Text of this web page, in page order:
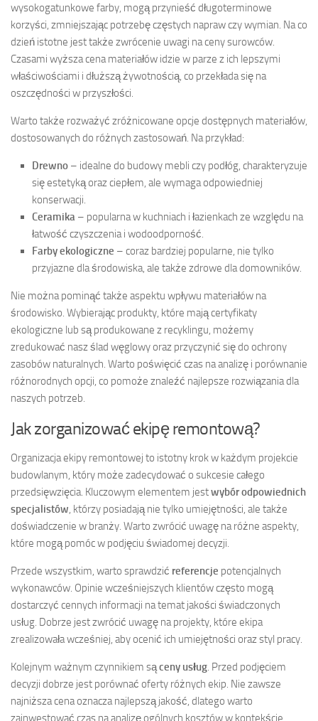
wysokogatunkowe farby, mogą przynieść długoterminowe
korzyści, zmniejszając potrzebę częstych napraw czy wymian. Na co
dzień istotne jest także zwrócenie uwagi na ceny surowców.
Czasami wyższa cena materiałów idzie w parze z ich lepszymi
właściwościami i dłuższą żywotnością, co przekłada się na
oszczędności w przyszłości.
Warto także rozważyć zróżnicowane opcje dostępnych materiałów,
dostosowanych do różnych zastosowań. Na przykład:
Drewno – idealne do budowy mebli czy podłóg, charakteryzuje
się estetyką oraz ciepłem, ale wymaga odpowiedniej
konserwacji.
Ceramika – popularna w kuchniach i łazienkach ze względu na
łatwość czyszczenia i wodoodporność.
Farby ekologiczne – coraz bardziej popularne, nie tylko
przyjazne dla środowiska, ale także zdrowe dla domowników.
Nie można pominąć także aspektu wpływu materiałów na
środowisko. Wybierając produkty, które mają certyfikaty
ekologiczne lub są produkowane z recyklingu, możemy
zredukować nasz ślad węglowy oraz przyczynić się do ochrony
zasobów naturalnych. Warto poświęcić czas na analizę i porównanie
różnorodnych opcji, co pomoże znaleźć najlepsze rozwiązania dla
naszych potrzeb.
Jak zorganizować ekipę remontową?
Organizacja ekipy remontowej to istotny krok w każdym projekcie
budowlanym, który może zadecydować o sukcesie całego
przedsięwzięcia. Kluczowym elementem jestwybór odpowiednich
specjalistów , którzy posiadają nie tylko umiejętności, ale także
doświadczenie w branży. Warto zwrócić uwagę na różne aspekty,
które mogą pomóc w podjęciu świadomej decyzji.
Przede wszystkim, warto sprawdzić referencje potencjalnych
wykonawców. Opinie wcześniejszych klientów często mogą
dostarczyć cennych informacji na temat jakości świadczonych
usług. Dobrze jest zwrócić uwagę na projekty, które ekipa
zrealizowała wcześniej, aby ocenić ich umiejętności oraz styl pracy.
Kolejnym ważnym czynnikiem sąceny usług . Przed podjęciem
decyzji dobrze jest porównać oferty różnych ekip. Nie zawsze
najniższa cena oznacza najlepszą jakość, dlatego warto
zainwestować czas na analizę ogólnych kosztów w kontekście